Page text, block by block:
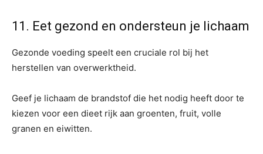
11. Eet gezond en ondersteun je lichaam
Gezonde voeding speelt een cruciale rol bij het
herstellen van overwerktheid.
Geef je lichaam de brandstof die het nodig heeft door te
kiezen voor een dieet rijk aan groenten, fruit, volle
granen en eiwitten.